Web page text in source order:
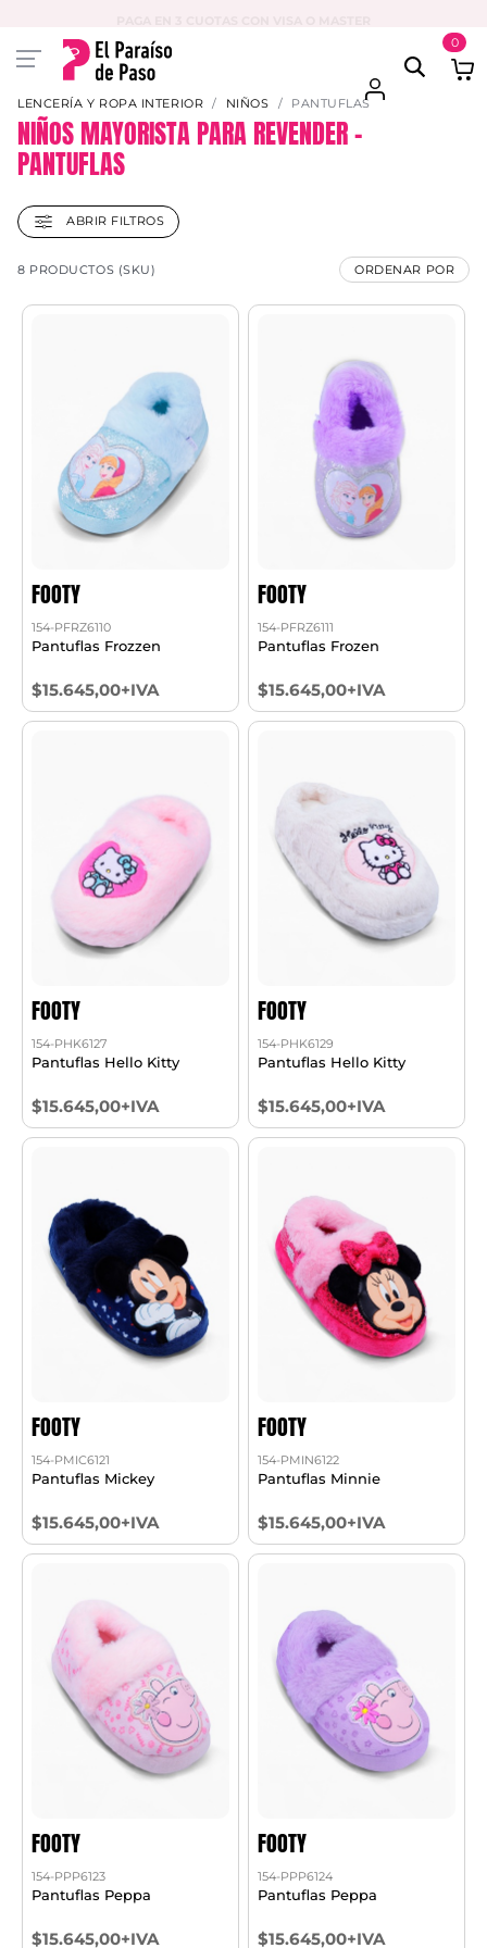
0
LENCERÍA Y ROPA INTERIOR NIÑOS PANTUFLAS
NIÑOS MAYORISTA PARA REVENDER –
PANTUFLAS
ABRIR FILTROS
8 PRODUCTOS (SKU) ORDENAR POR
FOOTY
154-PFRZ6110
Pantuflas Frozzen
$15.645,00+IVA
FOOTY
154-PFRZ6111
Pantuflas Frozen
$15.645,00+IVA
FOOTY
154-PHK6127
Pantuflas Hello Kitty
$15.645,00+IVA
FOOTY
154-PHK6129
Pantuflas Hello Kitty
$15.645,00+IVA
FOOTY
154-PMIC6121
Pantuflas Mickey
$15.645,00+IVA
FOOTY
154-PMIN6122
Pantuflas Minnie
$15.645,00+IVA
FOOTY
154-PPP6123
Pantuflas Peppa
$15.645,00+IVA
FOOTY
154-PPP6124
Pantuflas Peppa
$15.645,00+IVA